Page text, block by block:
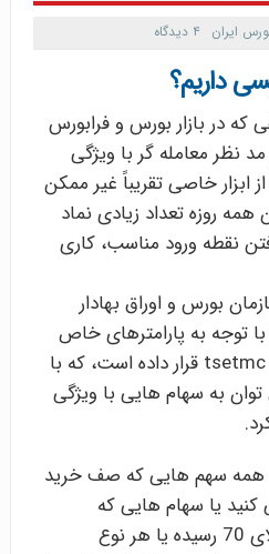
ایران ۴ دیدگاه
داریم؟
که در بازار بورس و فرابورس
نظر معامله گر با ویژگی
خاصی تقریباً غیر ممکن
روزه تعداد زیادی نماد
نقطه ورود مناسب، کاری
بورس و اوراق بهادار
با توجه به پارامترهای خاص
مدنظر معامله گر در سایت tsetmc قرار داده است، که با
به سهام هایی با ویژگی
همه سهم هایی که صف خرید
کنید یا سهام هایی که
اندیکاتور RSI در آنها به بالای 70 رسیده یا هر نوع